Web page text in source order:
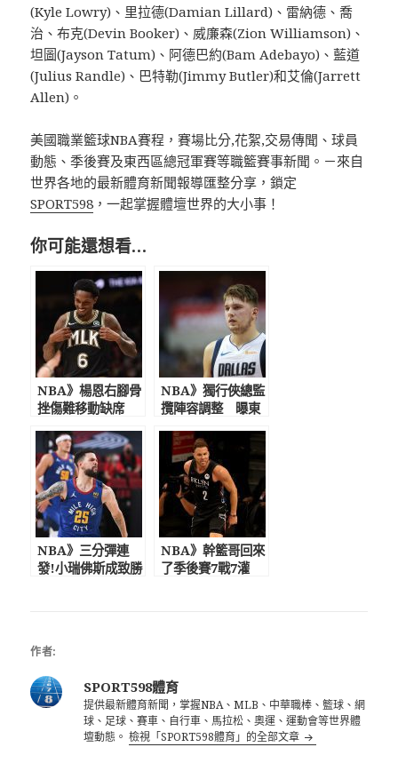
(Kyle Lowry)、里拉德(Damian Lillard)、雷納德、喬
治、布克(Devin Booker)、威廉森(Zion Williamson)、
坦圖(Jayson Tatum)、阿德巴約(Bam Adebayo)、藍道
(Julius Randle)、巴特勒(Jimmy Butler)和艾倫(Jarrett
Allen)。
美國職業籃球NBA賽程，賽場比分,花絮,交易傳聞、球員
動態、季後賽及東西區總冠軍賽等職籃賽事新聞。－來自
世界各地的最新體育新聞報導匯整分享，鎖定
SPORT598 ，一起掌握體壇世界的大小事！
你可能還想看…
NBA》楊恩右腳骨
挫傷難移動缺席
長老頂替先發砍21
分
NBA》獨行俠總監
攬陣容調整 曝東
恐離隊 庫班:扯淡
NBA》三分彈連
發!小瑞佛斯成致勝
NBA》幹籃哥回來
了季後賽7戰7灌
作者:
SPORT598體育
提供最新體育新聞，掌握NBA、MLB、中華職棒、籃球、網
球、足球、賽車、自行車、馬拉松、奧運、運動會等世界體
壇動態。檢視「SPORT598體育」的全部文章